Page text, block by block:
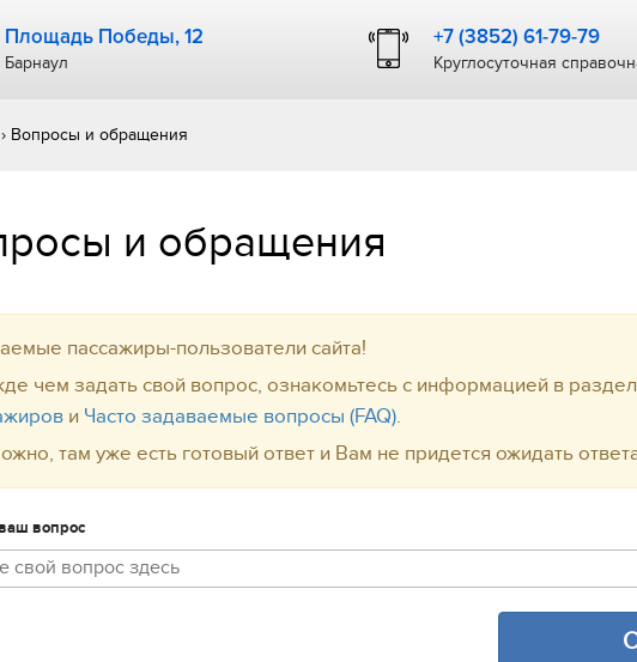
Площадь Победы, 12
Барнаул
+7 (3852) 61-79-79
Круглосуточная
› Вопросы и обращения
и обращения
пассажиры-пользователи сайта!
чем задать свой вопрос, ознакомьтесь с информацией в
и Часто задаваемые вопросы (FAQ).
там уже есть готовый ответ и Вам не придется ожидать
вопрос